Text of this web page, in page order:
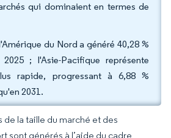
qui dominaient en termes de
du Nord a généré 40,28 %
; l'Asie-Pacifique représente
rapide, progressant à 6,88 %
2031.
de la taille du marché et des
sont générés à l’aide du cadre